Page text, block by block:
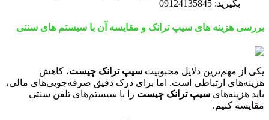
بگیرید: 09124135845
بررسی هزینه های سیپ ترانک و مقایسه آن با سیستم های سنتی
یکی از مهم‌ترین دلایل محبوبیت سیپ ترانک چیست، کاهش
هزینه‌های ارتباطی است. اما برای درک دقیق صرفه‌جویی‌های مالی،
باید هزینه‌های سیپ ترانک چیست را با سیستم‌های تلفن سنتی
مقایسه کنیم.